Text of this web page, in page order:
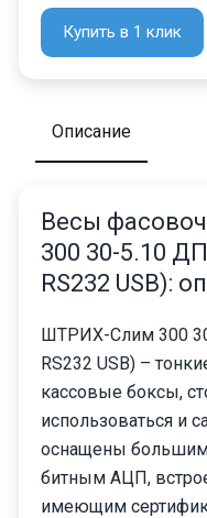
Купить в 1 клик
Описание
Весы
300 30-5.10
RS232 USB):
ШТРИХ-Слим 300
RS232 USB) –
кассовые боксы,
использоваться и
оснащены большим
битным АЦП,
имеющим